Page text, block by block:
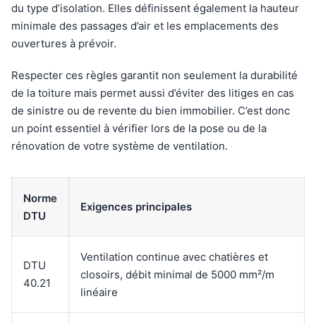
du type d’isolation. Elles définissent également la hauteur
minimale des passages d’air et les emplacements des
ouvertures à prévoir.
Respecter ces règles garantit non seulement la durabilité
de la toiture mais permet aussi d’éviter des litiges en cas
de sinistre ou de revente du bien immobilier. C’est donc
un point essentiel à vérifier lors de la pose ou de la
rénovation de votre système de ventilation.
Norme
DTU
Exigences principales
DTU
40.21
Ventilation continue avec chatières et
closoirs, débit minimal de 5000 mm²/m
linéaire